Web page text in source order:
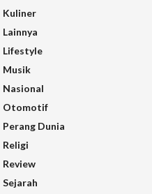
Kuliner
Lainnya
Lifestyle
Musik
Nasional
Otomotif
Perang Dunia
Religi
Review
Sejarah